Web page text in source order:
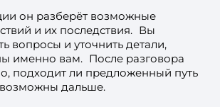
он разберёт возможные
и их последствия. Вы
вопросы и уточнить детали,
именно вам. После разговора
подходит ли предложенный путь
дальше.